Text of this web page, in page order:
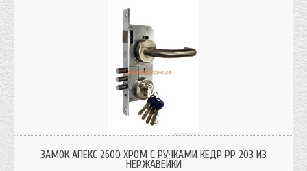
всех типов на калитку в офис дачу дом. Комплект полный
ЗАМОК АПЕКС 2600 ХРОМ С РУЧКАМИ КЕДР РР 203 ИЗ
НЕРЖАВЕЙКИ